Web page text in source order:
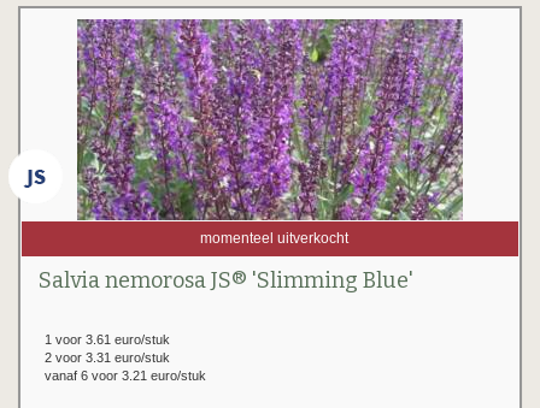
momenteel uitverkocht
Salvia nemorosa JS® 'Slimming Blue'
1 voor 3.61 euro/stuk
2 voor 3.31 euro/stuk
vanaf 6 voor 3.21 euro/stuk